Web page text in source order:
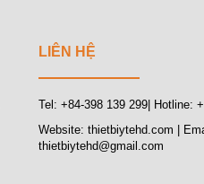
LIÊN HỆ
Tel: +84-398 139 299| Hotline:
Website: thietbiytehd.com |
thietbiytehd@gmail.com